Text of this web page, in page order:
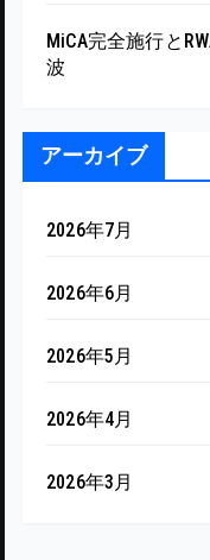
MiCA完全施行と
波
アーカイブ
2026年7月
2026年6月
2026年5月
2026年4月
2026年3月